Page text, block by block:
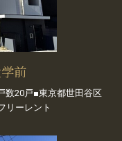
前
数20戸■東京都世田谷区
リーレント